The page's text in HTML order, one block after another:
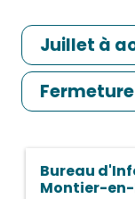
Juillet à
Bureau
Montier-